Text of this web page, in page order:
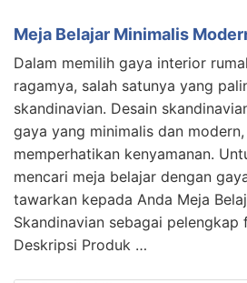
Meja Belajar Minimalis
Dalam memilih gaya interior
ragamya, salah satunya yang
skandinavian. Desain
gaya yang minimalis dan
memperhatikan kenyamanan.
mencari meja belajar dengan
tawarkan kepada Anda Meja
Skandinavian sebagai pelengkap
Deskripsi Produk …